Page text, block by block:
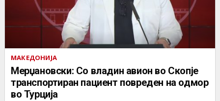
МАКЕДОНИЈА
Мерџановски: Со владин авион во Скопје
транспортиран пациент повреден на одмор
во Турција